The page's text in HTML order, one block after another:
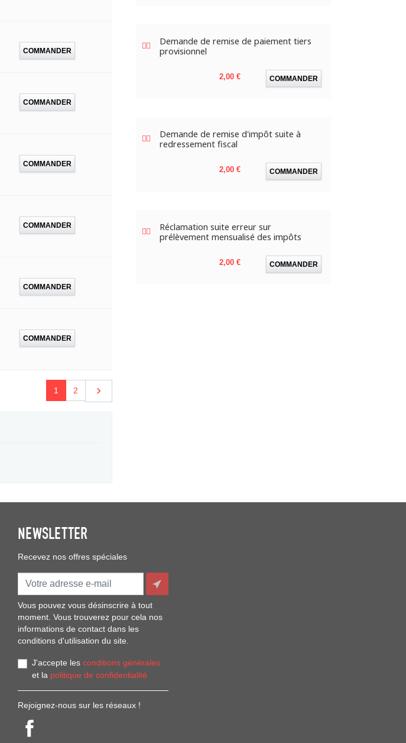
COMMANDER
COMMANDER
COMMANDER
COMMANDER
COMMANDER
COMMANDER
1 2 Suivant

Demande de remise de paiement tiers
provisionnel
Prix
2,00 € COMMANDER
Demande de remise d'impôt suite à
redressement fiscal
Prix
2,00 € COMMANDER
Réclamation suite erreur sur
prélèvement mensualisé des impôts
Prix
2,00 € COMMANDER
NEWSLETTER
Recevez nos offres spéciales
Vous pouvez vous désinscrire à tout
moment. Vous trouverez pour cela nos
informations de contact dans les
conditions d'utilisation du site.
J'accepte les conditions générales
et la politique de confidentialité
Rejoignez-nous sur les réseaux !